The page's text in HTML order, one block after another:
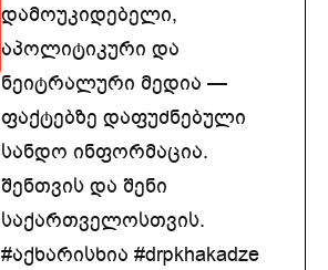
დამოუკიდებელი,
აპოლიტიკური და
ნეიტრალური მედია —
ფაქტებზე დაფუძნებული
სანდო ინფორმაცია.
შენთვის და შენი
საქართველოსთვის.
#აქხარისხია #drpkhakadze